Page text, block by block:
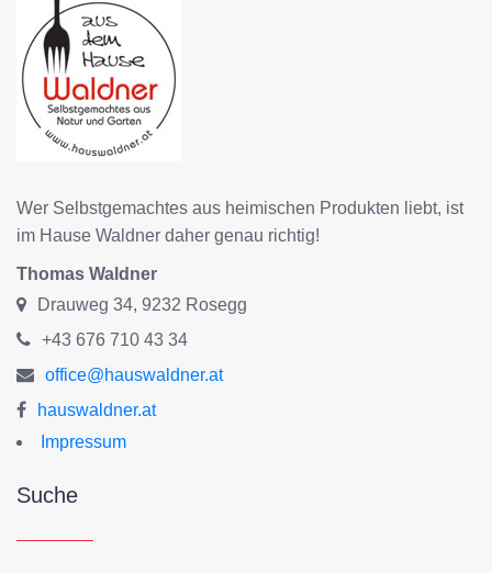
Wer Selbstgemachtes aus heimischen Produkten liebt, ist
im Hause Waldner daher genau richtig!
Thomas Waldner
Drauweg 34, 9232 Rosegg
+43 676 710 43 34
office@hauswaldner.at
hauswaldner.at
Impressum
Suche